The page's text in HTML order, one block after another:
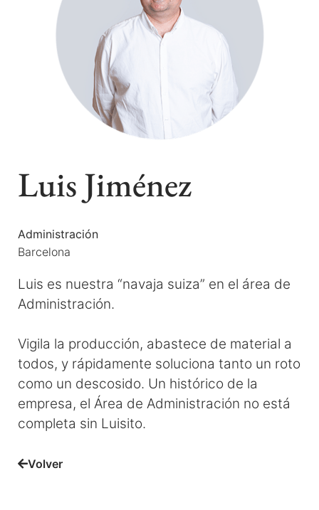
Luis Jiménez
Administración
Barcelona
Luis es nuestra “navaja suiza” en el área de
Administración.
Vigila la producción, abastece de material a
todos, y rápidamente soluciona tanto un roto
como un descosido. Un histórico de la
empresa, el Área de Administración no está
completa sin Luisito.
Volver